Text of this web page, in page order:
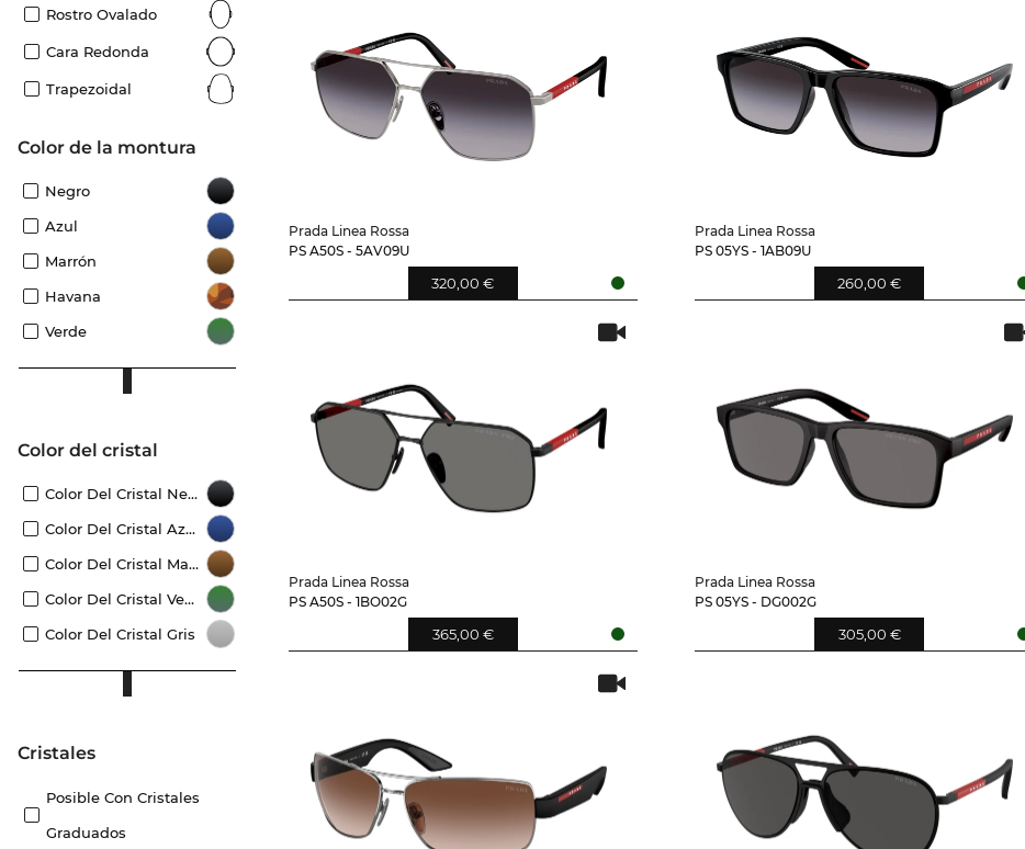
Rostro Ovalado
Cara Redonda
Trapezoidal
Color de la montura
Negro
Azul
Marrón
Havana
Verde
Color del cristal
Color Del Cristal Negro
Color Del Cristal Azul
Color Del Cristal Marrón
Color Del Cristal Verde
Color Del Cristal Gris
Cristales
Posible Con Cristales
Graduados
Prada Linea Rossa
PS A50S - 5AV09U
320,00 €
Prada Linea Rossa
PS 05YS - 1AB09U
260,00 €
Prada Linea Rossa
PS A50S - 1BO02G
365,00 €
Prada Linea Rossa
PS 05YS - DG002G
305,00 €